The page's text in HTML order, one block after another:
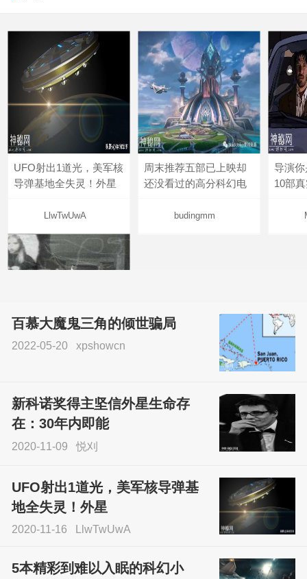
UFO射出1道光，美军核
导弹基地全失灵！外星
LlwTwUwA
周末推荐五部已上映却
还没看过的高分科幻电
budingmm
导演
10部
sskfn
百慕大魔鬼三角的倾世骗局
2022-05-20 xpshowcn
新科诺奖得主坚信外星生命存
在：30年内即能
2020-11-09 悦刈
UFO射出1道光，美军核导弹基
地全失灵！外星
2020-11-16 LlwTwUwA
5本精彩到难以入眠的科幻小